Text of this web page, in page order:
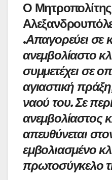
Ο Μητροπολίτης
.Απαγορεύει σε
ανεμβολίαστο
συμμετέχει σε
αγιαστική
ναού του. Σε
ανεμβολίαστος
απευθύνεται
εμβολιασμένο
πρωτοσύγκελο